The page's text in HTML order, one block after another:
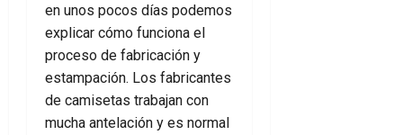
en unos pocos días podemos
explicar cómo funciona el
proceso de fabricación y
estampación. Los fabricantes
de camisetas trabajan con
mucha antelación y es normal